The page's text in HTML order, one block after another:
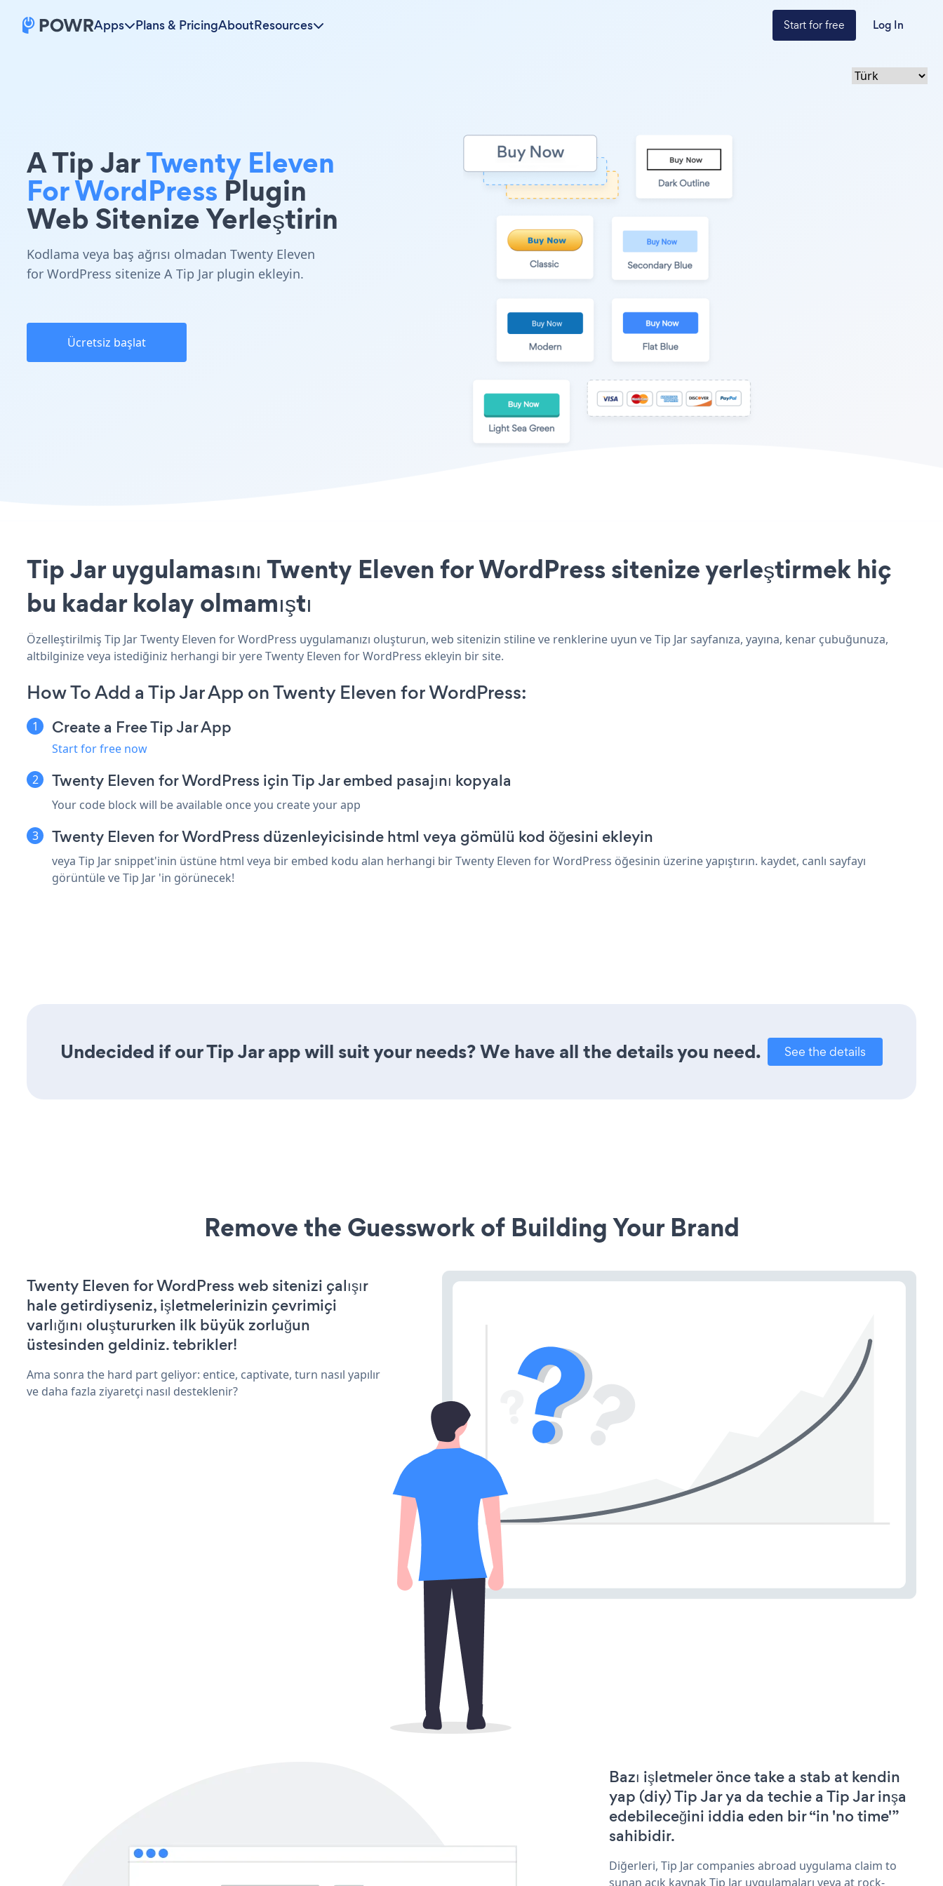
Apps Plans & PricingAboutResources Start for free Log In
A Tip JarTwenty Eleven
For WordPress Plugin
Web Sitenize Yerleştirin
Kodlama veya baş ağrısı olmadan Twenty Eleven
for WordPress sitenize A Tip Jar plugin ekleyin.
Ücretsiz başlat
Tip Jar uygulamasını Twenty Eleven for WordPress sitenize yerleştirmek hiç
bu kadar kolay olmamıştı
Özelleştirilmiş Tip Jar Twenty Eleven for WordPress uygulamanızı oluşturun, web sitenizin stiline ve renklerine uyun ve Tip Jar sayfanıza, yayına, kenar çubuğunuza,
altbilginize veya istediğiniz herhangi bir yere Twenty Eleven for WordPress ekleyin bir site.
How To Add a Tip Jar App on Twenty Eleven for WordPress:
Create a Free Tip Jar App
Start for free now
Twenty Eleven for WordPress için Tip Jar embed pasajını kopyala
Your code block will be available once you create your app
Twenty Eleven for WordPress düzenleyicisinde html veya gömülü kod öğesini ekleyin
veya Tip Jar snippet'inin üstüne html veya bir embed kodu alan herhangi bir Twenty Eleven for WordPress öğesinin üzerine yapıştırın. kaydet, canlı sayfayı
görüntüle ve Tip Jar 'in görünecek!
Undecided if our Tip Jar app will suit your needs? We have all the details you need. See the details
Remove the Guesswork of Building Your Brand
Twenty Eleven for WordPress web sitenizi çalışır
hale getirdiyseniz, işletmelerinizin çevrimiçi
varlığını oluştururken ilk büyük zorluğun
üstesinden geldiniz. tebrikler!
Ama sonra the hard part geliyor: entice, captivate, turn nasıl yapılır
ve daha fazla ziyaretçi nasıl desteklenir?
Bazı işletmeler önce take a stab at kendin
yap (diy) Tip Jar ya da techie a Tip Jar inşa
edebileceğini iddia eden bir “in 'no time'”
sahibidir.
Diğerleri, Tip Jar companies abroad uygulama claim to
sunan açık kaynak Tip Jar uygulamaları veya at rock-